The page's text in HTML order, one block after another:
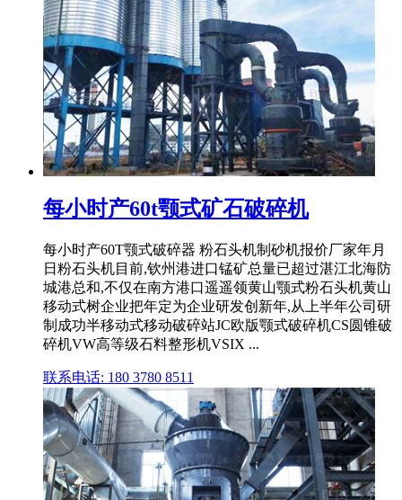
每小时产60t颚式矿石破碎机
每小时产60T颚式破碎器 粉石头机制砂机报价厂家年月
日粉石头机目前,钦州港进口锰矿总量已超过湛江北海防
城港总和,不仅在南方港口遥遥领黄山颚式粉石头机黄山
移动式树企业把年定为企业研发创新年,从上半年公司研
制成功半移动式移动破碎站JC欧版颚式破碎机CS圆锥破
碎机VW高等级石料整形机VSIX ...
联系电话: 180 3780 8511